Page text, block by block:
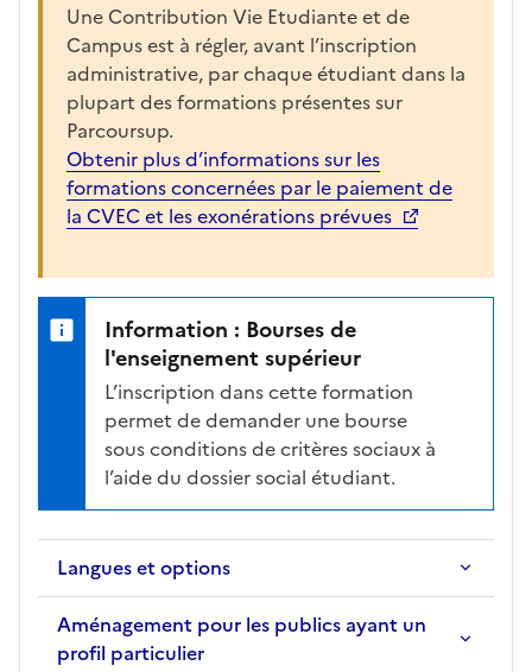
c
h
e
r
a
f
i
d
e
l
a
f
o
r
m
t
i
Une Contribution Vie Etudiante et de
Campus est à régler, avant l’inscription
administrative, par chaque étudiant dans la
plupart des formations présentes sur
Parcoursup.
Obtenir plus d’informations sur les
formations concernées par le paiement de
la CVEC et les exonérations prévues
Information : Bourses de
l'enseignement supérieur
L’inscription dans cette formation
permet de demander une bourse
sous conditions de critères sociaux à
l’aide du dossier social étudiant.
Langues et options
Aménagement pour les publics ayant un
profil particulier